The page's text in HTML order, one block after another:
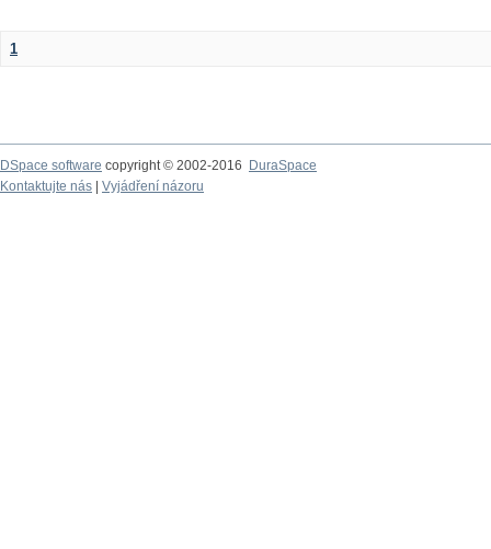
1
DSpace software copyright © 2002-2016
DuraSpace
Kontaktujte nás
Vyjádření názoru